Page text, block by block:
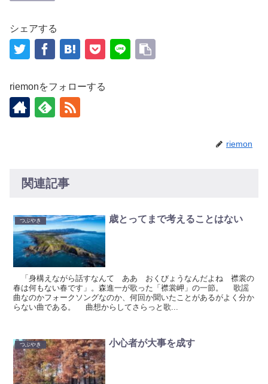
シェアする
riemonをフォローする
riemon
関連記事
つぶやき 歳とってまで考えることはない
「身構えながら話すなんて ああ おくびょうなんだよね 襟裳の
春は何もない春です」。森進一が歌った「襟裳岬」の一節。 歌謡
曲なのかフォークソングなのか、何回か聞いたことがあるがよく分か
らない曲である。 曲想からしてさらっと歌...
つぶやき 小心者が大事を成す